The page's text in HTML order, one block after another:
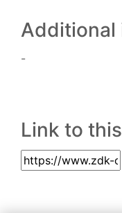
Additional
-
Link to